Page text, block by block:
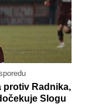
protiv Radnika,
Slogu